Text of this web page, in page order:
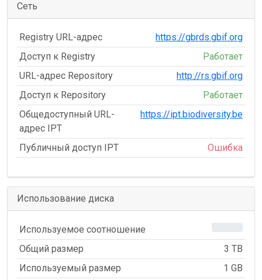
Сеть
Registry URL-адрес
https://gbrds.gbif.org
Доступ к Registry
Работает
URL-адрес Repository
http://rs.gbif.org
Доступ к Repository
Работает
Общедоступный URL-
адрес IPT
https://ipt.biodiversity.be
Публичный доступ IPT Ошибка
Использование диска
Используемое соотношение
Общий размер
3 TB
Используемый размер
1 GB